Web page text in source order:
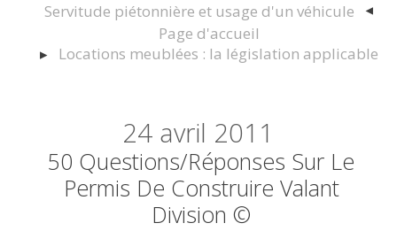
Servitude piétonnière et usage d'un véhicule
Page d'accueil
Locations meublées : la législation applicable
24 avril 2011
50 Questions/Réponses Sur Le
Permis De Construire Valant
Division ©